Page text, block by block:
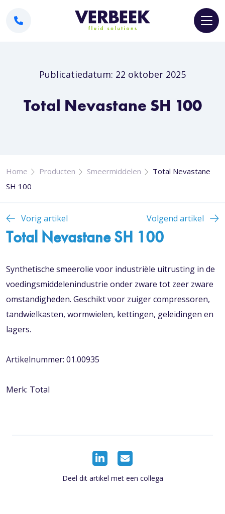
Publicatiedatum: 22 oktober 2025
Total Nevastane SH 100
Home Producten Smeermiddelen
Total Nevastane
SH 100
Vorig artikel Volgend artikel
Total Nevastane SH 100
Synthetische smeerolie voor industriële uitrusting in de
voedingsmiddelenindustrie onder zware tot zeer zware
omstandigheden. Geschikt voor zuiger compressoren,
tandwielkasten, wormwielen, kettingen, geleidingen en
lagers.
Artikelnummer: 01.00935
Merk: Total
Deel dit artikel met een collega